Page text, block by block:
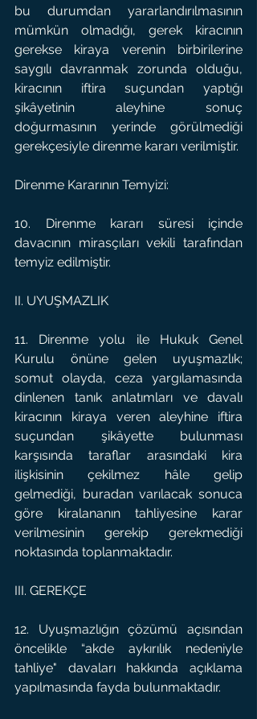
bu durumdan yararlandırılmasının
mümkün olmadığı, gerek kiracının
gerekse kiraya verenin birbirilerine
saygılı davranmak zorunda olduğu,
kiracının iftira suçundan yaptığı
şikâyetinin aleyhine sonuç
doğurmasının yerinde görülmediği
gerekçesiyle direnme kararı verilmiştir.
Direnme Kararının Temyizi:
10. Direnme kararı süresi içinde
davacının mirasçıları vekili tarafından
temyiz edilmiştir.
II. UYUŞMAZLIK
11. Direnme yolu ile Hukuk Genel
Kurulu önüne gelen uyuşmazlık;
somut olayda, ceza yargılamasında
dinlenen tanık anlatımları ve davalı
kiracının kiraya veren aleyhine iftira
suçundan şikâyette bulunması
karşısında taraflar arasındaki kira
ilişkisinin çekilmez hâle gelip
gelmediği, buradan varılacak sonuca
göre kiralananın tahliyesine karar
verilmesinin gerekip gerekmediği
noktasında toplanmaktadır.
III. GEREKÇE
12. Uyuşmazlığın çözümü açısından
öncelikle “akde aykırılık nedeniyle
tahliye" davaları hakkında açıklama
yapılmasında fayda bulunmaktadır.